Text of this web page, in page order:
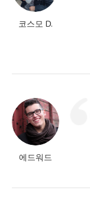
코스모 D.
에드워드